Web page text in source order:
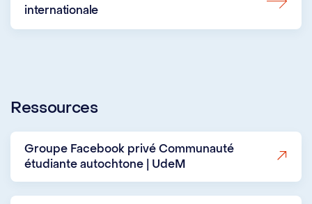
internationale
Ressources
Groupe Facebook privé Communauté
étudiante autochtone | UdeM